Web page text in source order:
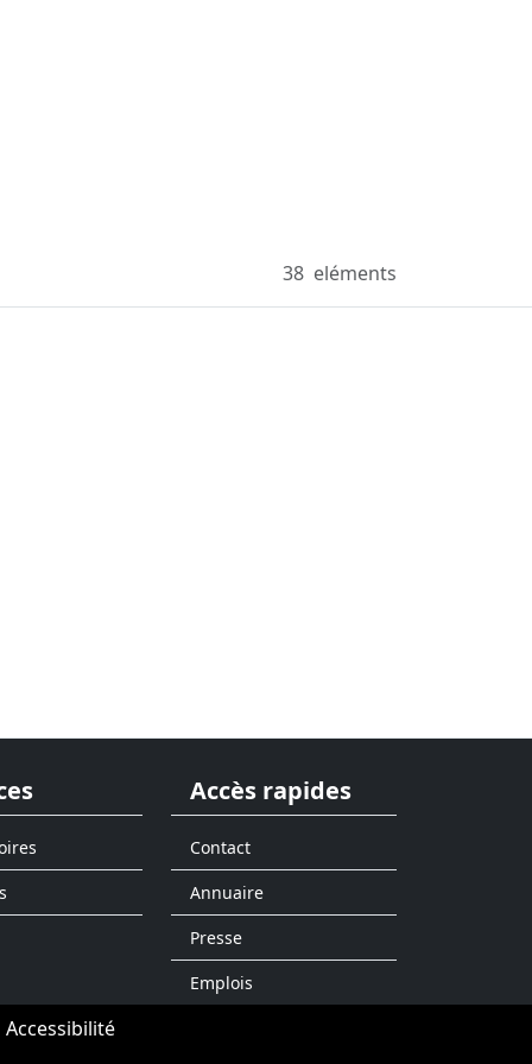
38 eléments
Accès rapides
Contact
Annuaire
Presse
Emplois
Accessibilité